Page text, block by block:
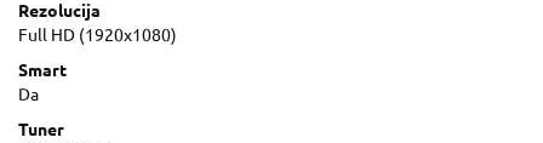
Rezolucija
Full HD (1920x1080)
Smart
Da
Tuner